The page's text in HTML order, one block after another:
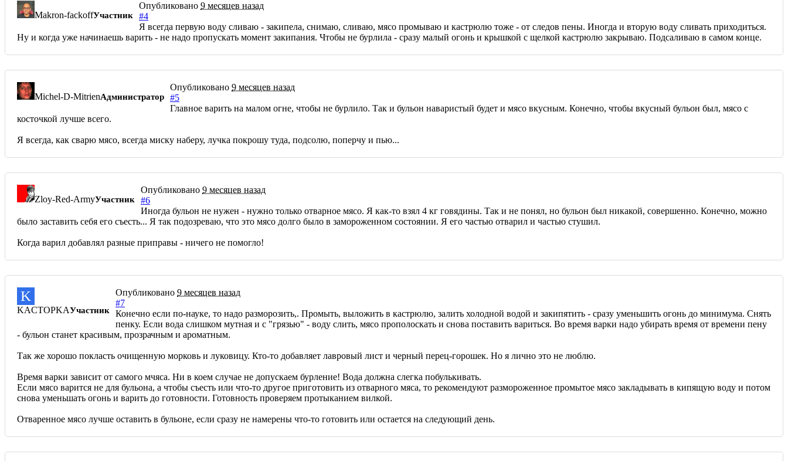
Makron-fackoffУчастник
Опубликовано 9 месяцев назад
#4
Я всегда первую воду сливаю - закипела, снимаю, сливаю, мясо промываю и кастрюлю тоже - от следов пены. Иногда и вторую воду сливать приходиться.
Ну и когда уже начинаешь варить - не надо пропускать момент закипания. Чтобы не бурлила - сразу малый огонь и крышкой с щелкой кастрюлю закрываю. Подсаливаю в самом конце.
Michel-D-MitrienАдминистратор
Опубликовано 9 месяцев назад
#5
Главное варить на малом огне, чтобы не бурлило. Так и бульон наваристый будет и мясо вкусным. Конечно, чтобы вкусный бульон был, мясо с
косточкой лучше всего.
Я всегда, как сварю мясо, всегда миску наберу, лучка покрошу туда, подсолю, поперчу и пью...
Zloy-Red-ArmyУчастник
Опубликовано 9 месяцев назад
#6
Иногда бульон не нужен - нужно только отварное мясо. Я как-то взял 4 кг говядины. Так и не понял, но бульон был никакой, совершенно. Конечно, можно
было заставить себя его съесть... Я так подозреваю, что это мясо долго было в замороженном состоянии. Я его частью отварил и частью стушил.
Когда варил добавлял разные приправы - ничего не помогло!
K
KACTOPKAУчастник
Опубликовано 9 месяцев назад
#7
Конечно если по-науке, то надо разморозить,. Промыть, выложить в кастрюлю, залить холодной водой и закипятить - сразу уменьшить огонь до минимума. Снять
пенку. Если вода слишком мутная и с "грязью" - воду слить, мясо прополоскать и снова поставить вариться. Во время варки надо убирать время от времени пену
- бульон станет красивым, прозрачным и ароматным.
Так же хорошо покласть очищенную морковь и луковицу. Кто-то добавляет лавровый лист и черный перец-горошек. Но я лично это не люблю.
Время варки зависит от самого мчяса. Ни в коем случае не допускаем бурление! Вода должна слегка побулькивать.
Если мясо варится не для бульона, а чтобы съесть или что-то другое приготовить из отварного мяса, то рекомендуют размороженное промытое мясо закладывать в кипящую воду и потом
снова уменьшать огонь и варить до готовности. Готовность проверяем протыканием вилкой.
Отваренное мясо лучше оставить в бульоне, если сразу не намерены что-то готовить или остается на следующий день.